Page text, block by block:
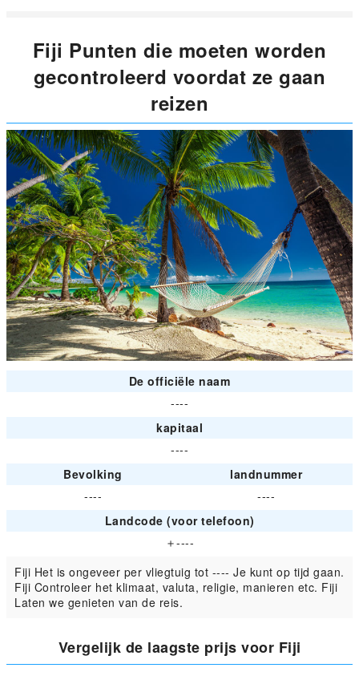
Fiji Punten die moeten worden
gecontroleerd voordat ze gaan
reizen
De officiële naam
----
kapitaal
----
Bevolking
landnummer
----
----
Landcode (voor telefoon)
＋----
Fiji Het is ongeveer per vliegtuig tot ---- Je kunt op tijd gaan.
Fiji Controleer het klimaat, valuta, religie, manieren etc. Fiji
Laten we genieten van de reis.
Vergelijk de laagste prijs voor Fiji